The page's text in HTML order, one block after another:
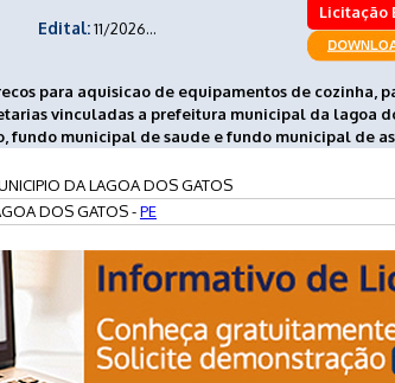
Edital:11/2026...
Licitação
para aquisicao de equipamentos de cozinha,
vinculadas a prefeitura municipal da lagoa
fundo municipal de saude e fundo municipal de
DA LAGOA DOS GATOS
DOS GATOS -PE